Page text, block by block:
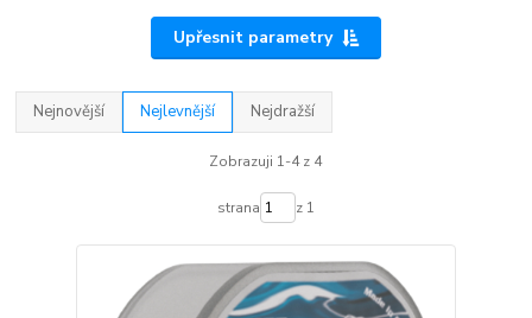
Upřesnit parametry
Nejnovější Nejlevnější Nejdražší
Zobrazuji 1-4 z 4
strana z 1